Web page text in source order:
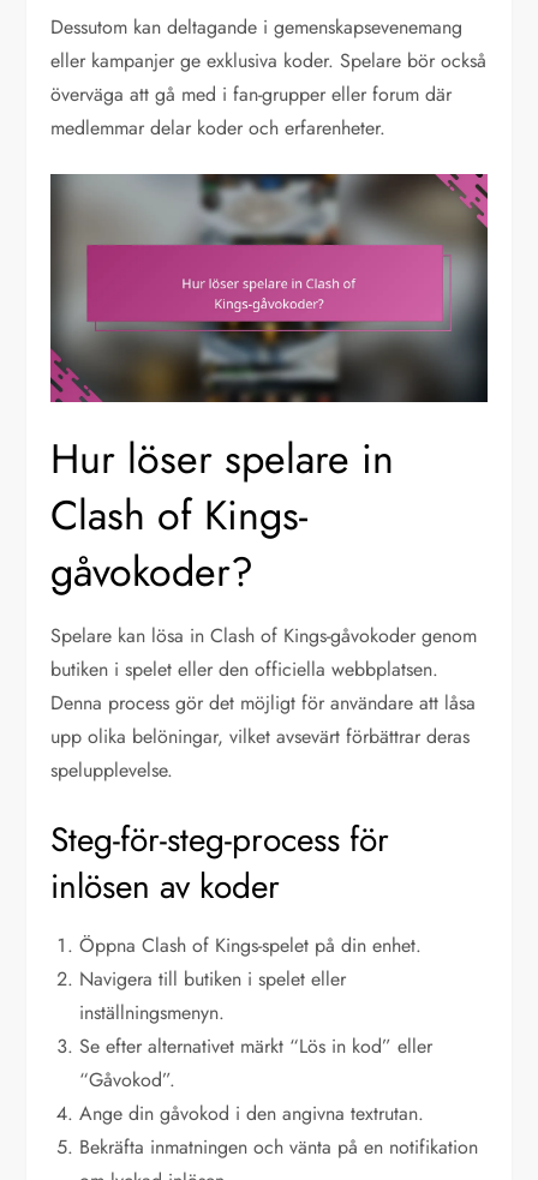
Dessutom kan deltagande i gemenskapsevenemang
eller kampanjer ge exklusiva koder. Spelare bör också
överväga att gå med i fan-grupper eller forum där
medlemmar delar koder och erfarenheter.
Hur löser spelare in
Clash of Kings-
gåvokoder?
Spelare kan lösa in Clash of Kings-gåvokoder genom
butiken i spelet eller den officiella webbplatsen.
Denna process gör det möjligt för användare att låsa
upp olika belöningar, vilket avsevärt förbättrar deras
spelupplevelse.
Steg-för-steg-process för
inlösen av koder
Öppna Clash of Kings-spelet på din enhet.
Navigera till butiken i spelet eller
inställningsmenyn.
Se efter alternativet märkt “Lös in kod” eller
“Gåvokod”.
Ange din gåvokod i den angivna textrutan.
Bekräfta inmatningen och vänta på en notifikation